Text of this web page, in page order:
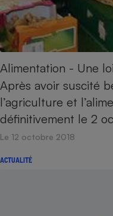
Alimentation - Une
Après avoir suscité
l’agriculture et
définitivement le 2
Le 12 octobre 2018
ACTUALITÉ